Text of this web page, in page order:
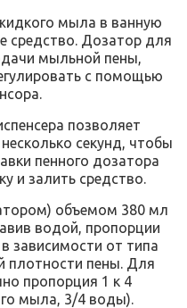
мыла в ванную
средство. Дозатор для
мыльной пены,
с помощью
позволяет
секунд, чтобы
пенного дозатора
и залить средство.
объемом 380 мл
водой, пропорции
зависимости от типа
плотности пены. Для
пропорция 1 к 4
мыла, 3/4 воды).